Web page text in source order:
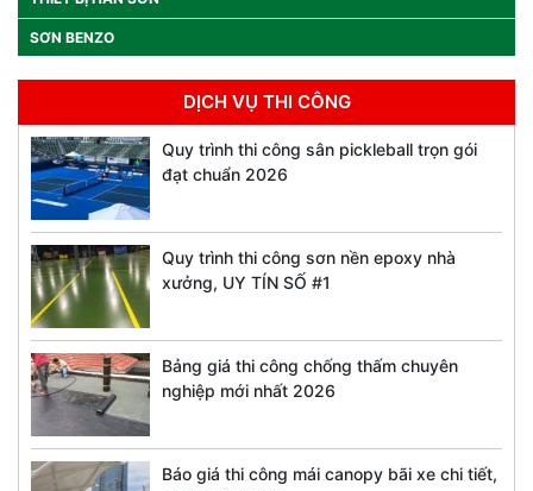
SƠN BENZO
DỊCH VỤ THI CÔNG
Quy trình thi công sân pickleball trọn gói
đạt chuẩn 2026
Quy trình thi công sơn nền epoxy nhà
xưởng, UY TÍN SỐ #1
Bảng giá thi công chống thấm chuyên
nghiệp mới nhất 2026
Báo giá thi công mái canopy bãi xe chi tiết,